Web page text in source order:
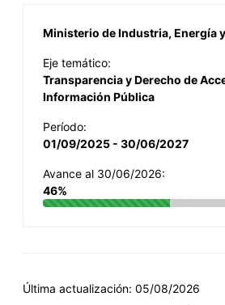
Ministerio de Industria, Energía
Eje temático:
Transparencia y Derecho de
Información Pública
Período:
01/09/2025 - 30/06/2027
Avance al 30/06/2026:
46%
Última actualización: 05/08/2026